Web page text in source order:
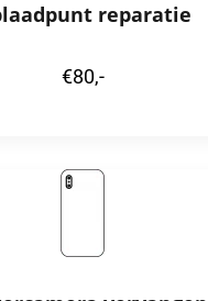
reparatie
€80,-